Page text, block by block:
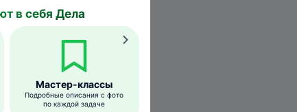
в год (1–3) зависит
"сетчатые" яйца
на кормовые
тут же, часто
сворачивая
в себя Дела
Мастер-классы
Подробные описания с фото
по каждой задаче